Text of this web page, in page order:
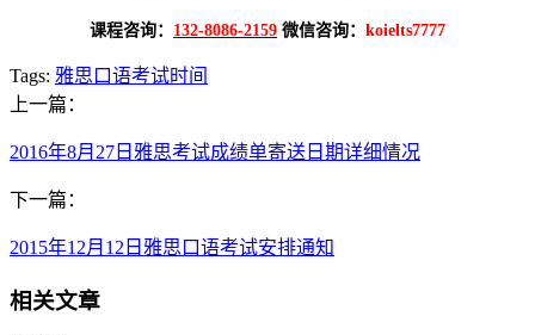
课程咨询： 132-8086-2159 微信咨询： koielts7777
Tags: 雅思口语考试时间
上一篇：
2016年8月27日雅思考试成绩单寄送日期详细情况
下一篇：
2015年12月12日雅思口语考试安排通知
相关文章